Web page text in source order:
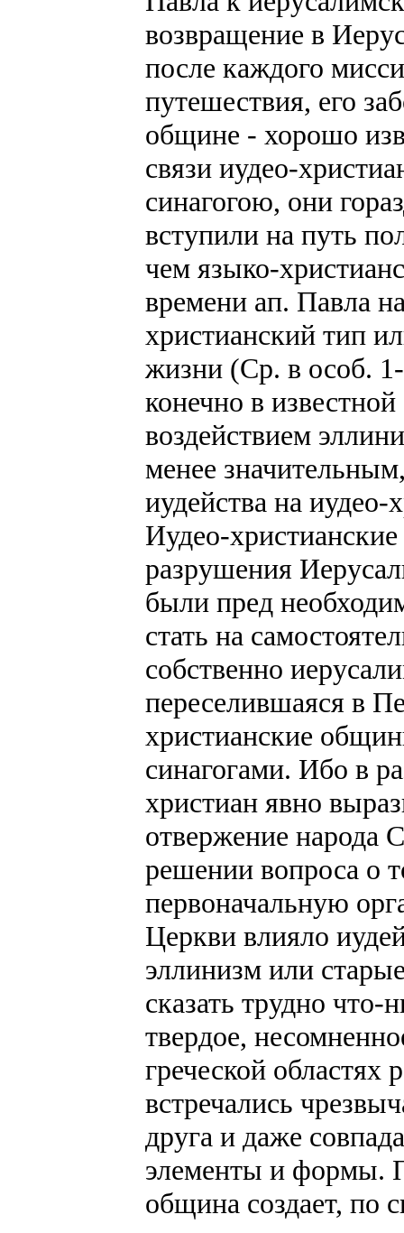
возвращение в
после каждого
путешествия, его
общине - хорошо
связи иудео-
синагогою, они
вступили на путь
чем языко-
времени ап. Павла
христианский тип
жизни (Ср. в особ.
конечно в
воздействием
менее
иудейства на
Иудео-
разрушения
были пред
стать на
собственно
переселившаяся в
христианские
синагогами. Ибо в
христиан явно
отвержение народа
решении вопроса о
первоначальную
Церкви влияло
эллинизм или
сказать трудно что-
твердое,
греческой областях
встречались
друга и даже
элементы и формы.
община создает, по